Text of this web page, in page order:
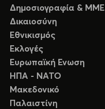
Δημοσιογραφία & ΜΜΕ
Δικαιοσύνη
Εθνικισμός
Εκλογές
Ευρωπαϊκή Ενωση
ΗΠΑ - ΝΑΤΟ
Μακεδονικό
Παλαιστίνη